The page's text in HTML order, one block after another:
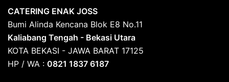
CATERING ENAK JOSS
Bumi Alinda Kencana Blok E8 No.11
Kaliabang Tengah - Bekasi Utara
KOTA BEKASI - JAWA BARAT 17125
HP / WA : 0821 1837 6187